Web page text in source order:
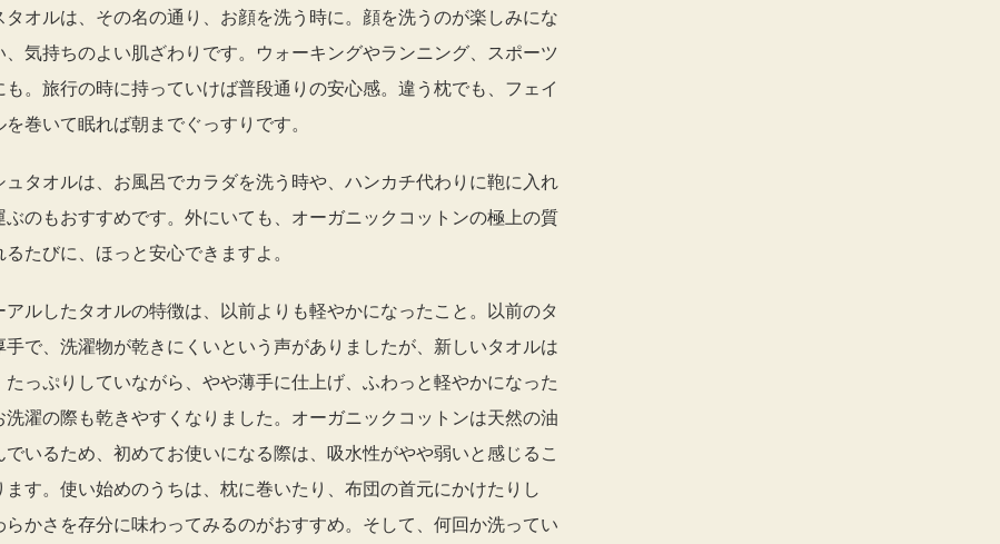
タオルは、その名の通り、お顔を洗う時に。顔を洗うのが楽しみにな
、気持ちのよい肌ざわりです。ウォーキングやランニング、スポーツ
も。旅行の時に持っていけば普段通りの安心感。違う枕でも、フェイ
を巻いて眠れば朝までぐっすりです。
ュタオルは、お風呂でカラダを洗う時や、ハンカチ代わりに鞄に入れ
ぶのもおすすめです。外にいても、オーガニックコットンの極上の質
るたびに、ほっと安心できますよ。
アルしたタオルの特徴は、以前よりも軽やかになったこと。以前のタ
手で、洗濯物が乾きにくいという声がありましたが、新しいタオルは
たっぷりしていながら、やや薄手に仕上げ、ふわっと軽やかになった
洗濯の際も乾きやすくなりました。オーガニックコットンは天然の油
でいるため、初めてお使いになる際は、吸水性がやや弱いと感じるこ
ます。使い始めのうちは、枕に巻いたり、布団の首元にかけたりし
らかさを存分に味わってみるのがおすすめ。そして、何回か洗ってい